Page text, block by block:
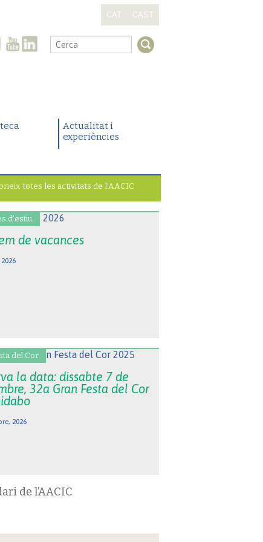
CAT CAST
.
Actualitat i
experiències
totes les activitats de l’AACIC
d'estiu.
de vacances
del Cor.
la data: dissabte 7 de
32a Gran Festa del Cor
2026
de l’AACIC